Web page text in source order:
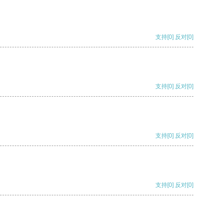
支持[0] 反对[0]
支持[0] 反对[0]
支持[0] 反对[0]
支持[0] 反对[0]